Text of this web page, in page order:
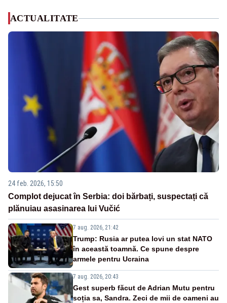
ACTUALITATE
24 feb. 2026, 15:50
Complot dejucat în Serbia: doi bărbați, suspectați că
plănuiau asasinarea lui Vučić
7 aug. 2026, 21:42
Trump: Rusia ar putea lovi un stat NATO
în această toamnă. Ce spune despre
armele pentru Ucraina
7 aug. 2026, 20:43
Gest superb făcut de Adrian Mutu pentru
soția sa, Sandra. Zeci de mii de oameni au